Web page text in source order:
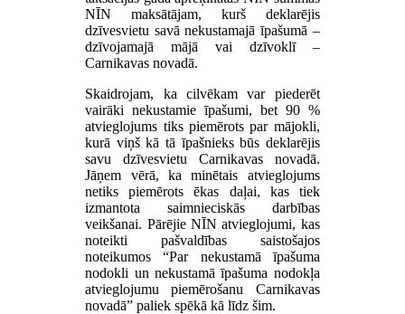
NĪN maksātājam, kurš deklarējis
dzīvesvietu savā nekustamajā īpašumā –
dzīvojamajā mājā vai dzīvoklī –
Carnikavas novadā.
Skaidrojam, ka cilvēkam var piederēt
vairāki nekustamie īpašumi, bet 90 %
atvieglojums tiks piemērots par mājokli,
kurā viņš kā tā īpašnieks būs deklarējis
savu dzīvesvietu Carnikavas novadā.
Jāņem vērā, ka minētais atvieglojums
netiks piemērots ēkas daļai, kas tiek
izmantota saimnieciskās darbības
veikšanai. Pārējie NĪN atvieglojumi, kas
noteikti pašvaldības saistošajos
noteikumos “Par nekustamā īpašuma
nodokli un nekustamā īpašuma nodokļa
atvieglojumu piemērošanu Carnikavas
novadā” paliek spēkā kā līdz šim.